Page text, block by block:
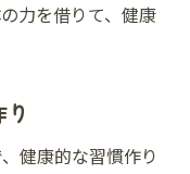
力を借りて、健康
健康的な習慣作り